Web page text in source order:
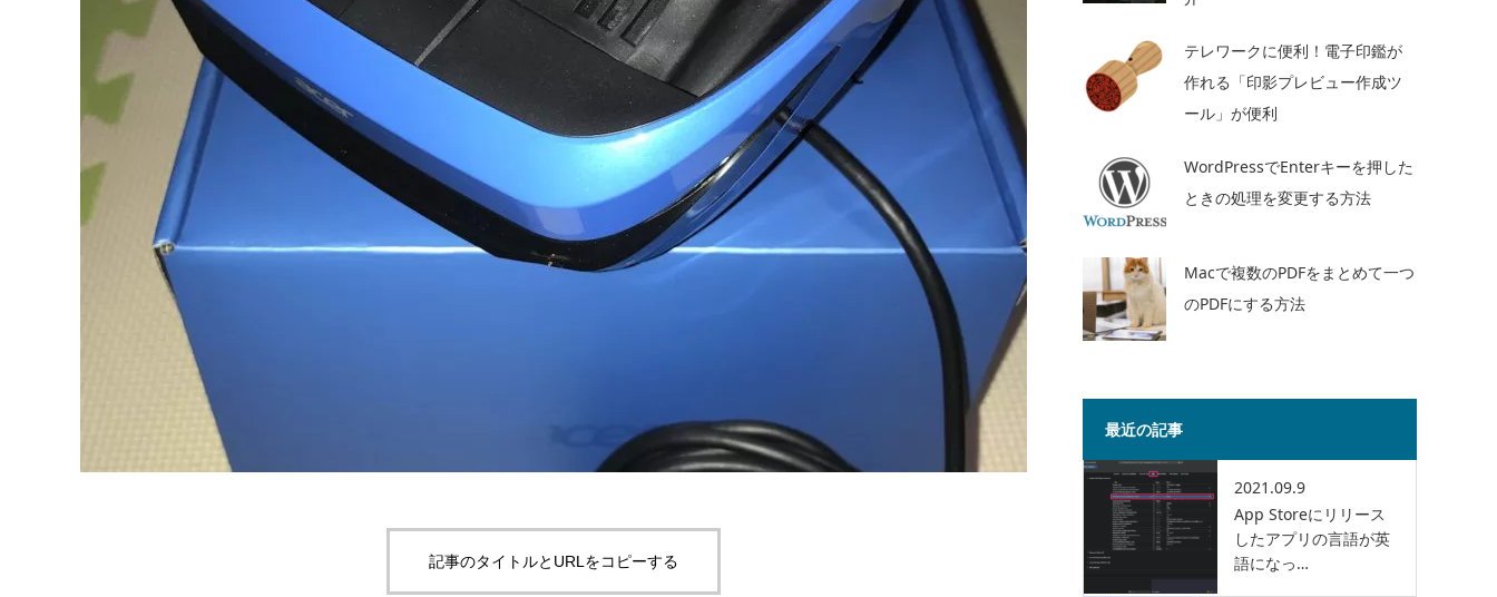
記事のタイトルとURLをコピーする
テレワークに便利！電子印鑑が
作れる「印影プレビュー作成ツ
ール」が便利
WordPressでEnterキーを押した
ときの処理を変更する方法
Macで複数のPDFをまとめて一つ
のPDFにする方法
最近の記事
2021.09.9
App Storeにリリース
したアプリの言語が英
語になっ…